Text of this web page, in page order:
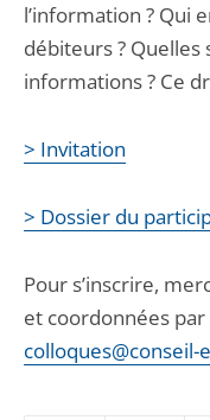
l’information ? Qui
débiteurs ? Quelles
informations ? Ce
> Invitation
> Dossier du
Pour s’inscrire,
et coordonnées par
colloques@conseil-